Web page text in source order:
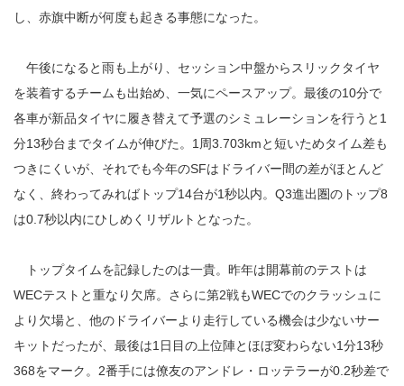
し、赤旗中断が何度も起きる事態になった。
午後になると雨も上がり、セッション中盤からスリックタイヤ
を装着するチームも出始め、一気にペースアップ。最後の10分で
各車が新品タイヤに履き替えて予選のシミュレーションを行うと1
分13秒台までタイムが伸びた。1周3.703kmと短いためタイム差も
つきにくいが、それでも今年のSFはドライバー間の差がほとんど
なく、終わってみればトップ14台が1秒以内。Q3進出圏のトップ8
は0.7秒以内にひしめくリザルトとなった。
トップタイムを記録したのは一貴。昨年は開幕前のテストは
WECテストと重なり欠席。さらに第2戦もWECでのクラッシュに
より欠場と、他のドライバーより走行している機会は少ないサー
キットだったが、最後は1日目の上位陣とほぼ変わらない1分13秒
368をマーク。2番手には僚友のアンドレ・ロッテラーが0.2秒差で